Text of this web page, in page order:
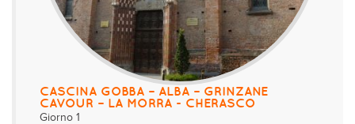
CASCINA GOBBA – ALBA – GRINZANE
CAVOUR – LA MORRA - CHERASCO
Giorno 1